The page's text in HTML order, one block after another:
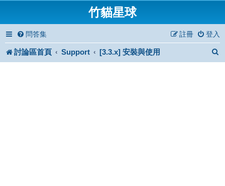
竹貓星球
問答集 登入
註冊
討論區首頁 Support [3.3.x] 安裝與使用